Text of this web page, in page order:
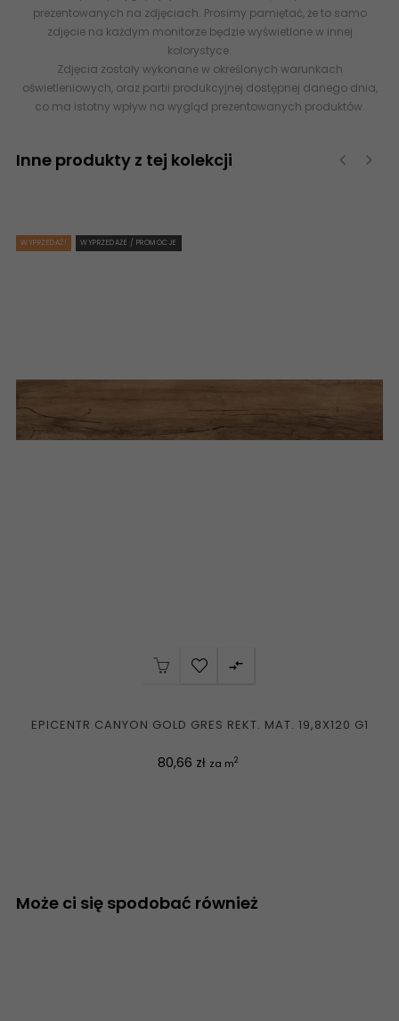
prezentowanych na zdjęciach. Prosimy pamiętać, że to samo
zdjęcie na każdym monitorze będzie wyświetlone w innej
kolorystyce.
Zdjęcia zostały wykonane w określonych warunkach
oświetleniowych, oraz partii produkcyjnej dostępnej danego dnia,
co ma istotny wpływ na wygląd prezentowanych produktów.
Inne produkty z tej kolekcji
WYPRZEDAŻ! WYPRZEDAŻE / PROMOCJE

EPICENTR CANYON GOLD GRES REKT. MAT. 19,8X120 G1
Cena
80,66 zł za m2
Może ci się spodobać również